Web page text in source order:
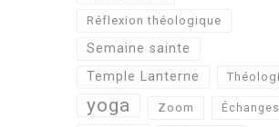
Réflexion théologique
Semaine sainte
Temple Lanterne
yoga Zoom Échanges